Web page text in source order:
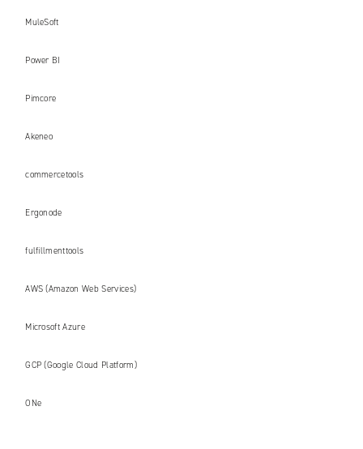
MuleSoft
Power BI
Pimcore
Akeneo
commercetools
Ergonode
fulfillmenttools
AWS (Amazon Web Services)
Microsoft Azure
GCP (Google Cloud Platform)
ONe